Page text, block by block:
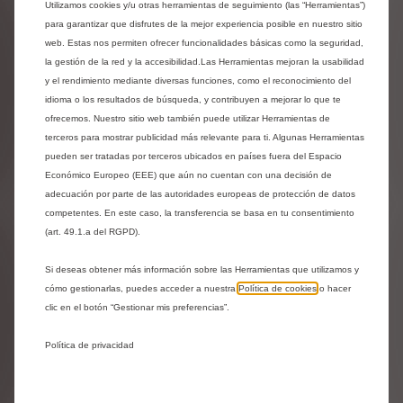
Entrega estimada:13/08
16,14€
Price
is
16,14
€
-
+
Quantity
updated
to:
1
Añadir a la cesta
Utilizamos cookies y/u otras herramientas de seguimiento (las “Herramientas”)
para garantizar que disfrutes de la mejor experiencia posible en nuestro sitio
web. Estas nos permiten ofrecer funcionalidades básicas como la seguridad,
la gestión de la red y la accesibilidad.Las Herramientas mejoran la usabilidad
y el rendimiento mediante diversas funciones, como el reconocimiento del
idioma o los resultados de búsqueda, y contribuyen a mejorar lo que te
ofrecemos. Nuestro sitio web también puede utilizar Herramientas de
terceros para mostrar publicidad más relevante para ti. Algunas Herramientas
pueden ser tratadas por terceros ubicados en países fuera del Espacio
Económico Europeo (EEE) que aún no cuentan con una decisión de
adecuación por parte de las autoridades europeas de protección de datos
competentes. En este caso, la transferencia se basa en tu consentimiento
(art. 49.1.a del RGPD).
Si deseas obtener más información sobre las Herramientas que utilizamos y
cómo gestionarlas, puedes acceder a nuestra Política de cookies o hacer
clic en el botón “Gestionar mis preferencias”.
Política de privacidad